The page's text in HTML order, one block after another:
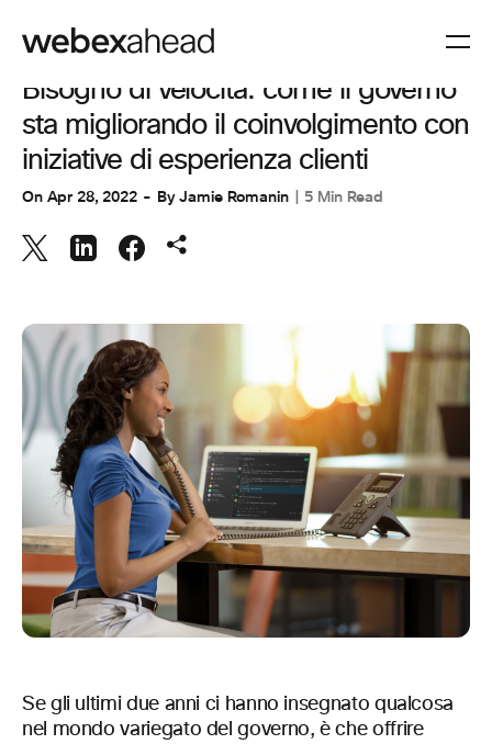
ESPERIENZA CLIENTI
Bisogno di velocità: come il governo
sta migliorando il coinvolgimento con
iniziative di esperienza clienti
On Apr 28, 2022 ByJamie Romanin 5 Min Read
Se gli ultimi due anni ci hanno insegnato qualcosa
nel mondo variegato del governo, è che offrire